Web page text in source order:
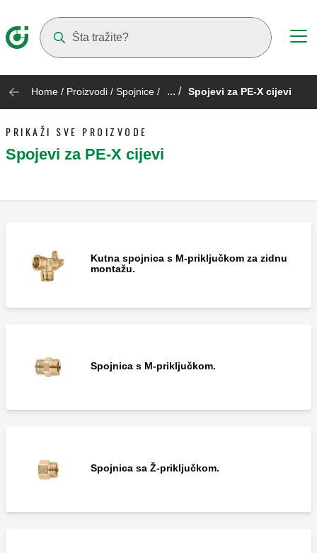
Home / Proizvodi / Spojnice / ... / Spojevi za PE-X cijevi
PRIKAŽI SVE PROIZVODE
Spojevi za PE-X cijevi
Kutna spojnica s M-priključkom za zidnu
montažu.
Spojnica s M-priključkom.
Spojnica sa Ž-priključkom.